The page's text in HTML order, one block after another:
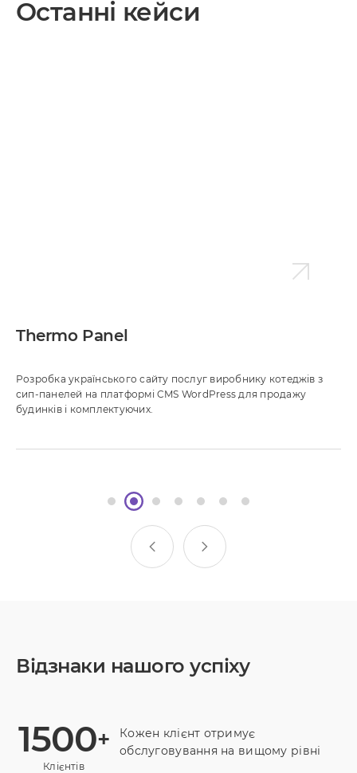
Останні кейси
Thermo Panel
Розробка українського сайту послуг виробнику котеджів з
сип-панелей на платформі CMS WordPress для продажу
будинків і комплектуючих.
Відзнаки нашого успіху
1500+
Клієнтів
Кожен клієнт отримує
обслуговування на вищому рівні